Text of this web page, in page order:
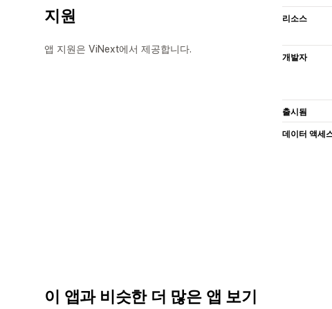
지원
앱 지원은 ViNext에서 제공합니다.
리소스
개발자
출시됨
데이터 액세
이 앱과 비슷한 더 많은 앱 보기